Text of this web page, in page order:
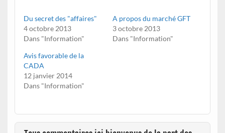
Du secret des "affaires"
4 octobre 2013
Dans "Information"
A propos du marché GFT
3 octobre 2013
Dans "Information"
Avis favorable de la
CADA
12 janvier 2014
Dans "Information"